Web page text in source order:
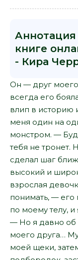
Аннотация
книге
- Кира
Он — друг моего
всегда его
влип в историю
меня один на
монстром. —
тебя не тронет.
сделал шаг
высокий и
взрослая
понимать, —
по моему телу,
— Но я давно об
моего друга…
моей щеки,